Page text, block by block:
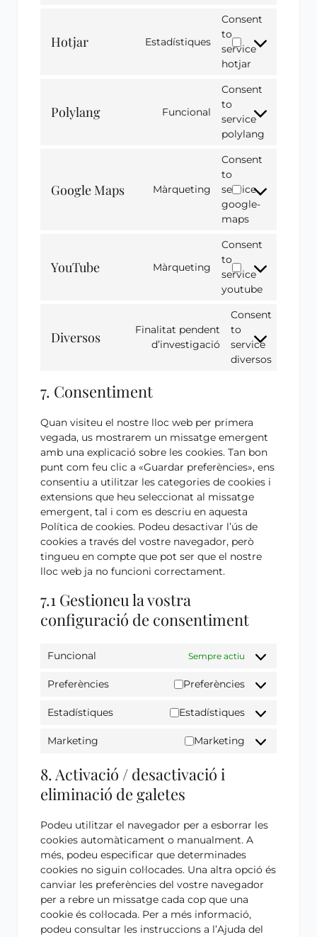
Hotjar Estadístiques
Consent
to
service
hotjar
Polylang Funcional
Consent
to
service
polylang
Google Maps Màrqueting
Consent
to
service
google-
maps
YouTube Màrqueting
Consent
to
service
youtube
Diversos
Finalitat pendent
d’investigació
Consent
to
service
diversos
7. Consentiment
Quan visiteu el nostre lloc web per primera
vegada, us mostrarem un missatge emergent
amb una explicació sobre les cookies. Tan bon
punt com feu clic a «Guardar preferències», ens
consentiu a utilitzar les categories de cookies i
extensions que heu seleccionat al missatge
emergent, tal i com es descriu en aquesta
Política de cookies. Podeu desactivar l’ús de
cookies a través del vostre navegador, però
tingueu en compte que pot ser que el nostre
lloc web ja no funcioni correctament.
7.1 Gestioneu la vostra
configuració de consentiment
Funcional Sempre actiu
Preferències Preferències
Estadístiques Estadístiques
Marketing Marketing
8. Activació / desactivació i
eliminació de galetes
Podeu utilitzar el navegador per a esborrar les
cookies automàticament o manualment. A
més, podeu especificar que determinades
cookies no siguin col·locades. Una altra opció és
canviar les preferències del vostre navegador
per a rebre un missatge cada cop que una
cookie és col·locada. Per a més informació,
podeu consultar les instruccions a l’Ajuda del